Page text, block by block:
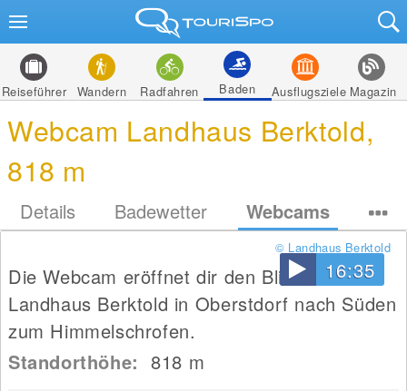
Reiseführer Wandern Radfahren Baden Ausflugsziele Magazin
Webcam Landhaus Berktold,
818 m
Details Badewetter Webcams
16:35
© Landhaus Berktold
Die Webcam eröffnet dir den Blick vom
Landhaus Berktold in Oberstdorf nach Süden
zum Himmelschrofen.
Standorthöhe:818 m